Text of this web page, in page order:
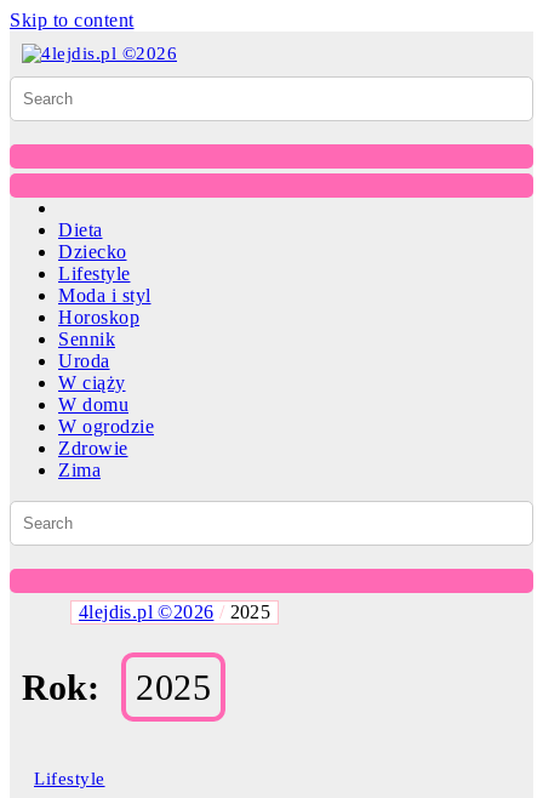
Skip to content
Dieta
Dziecko
Lifestyle
Moda i styl
Horoskop
Sennik
Uroda
W ciąży
W domu
W ogrodzie
Zdrowie
Zima
4lejdis.pl ©2026 / 2025
Rok: 2025
Lifestyle